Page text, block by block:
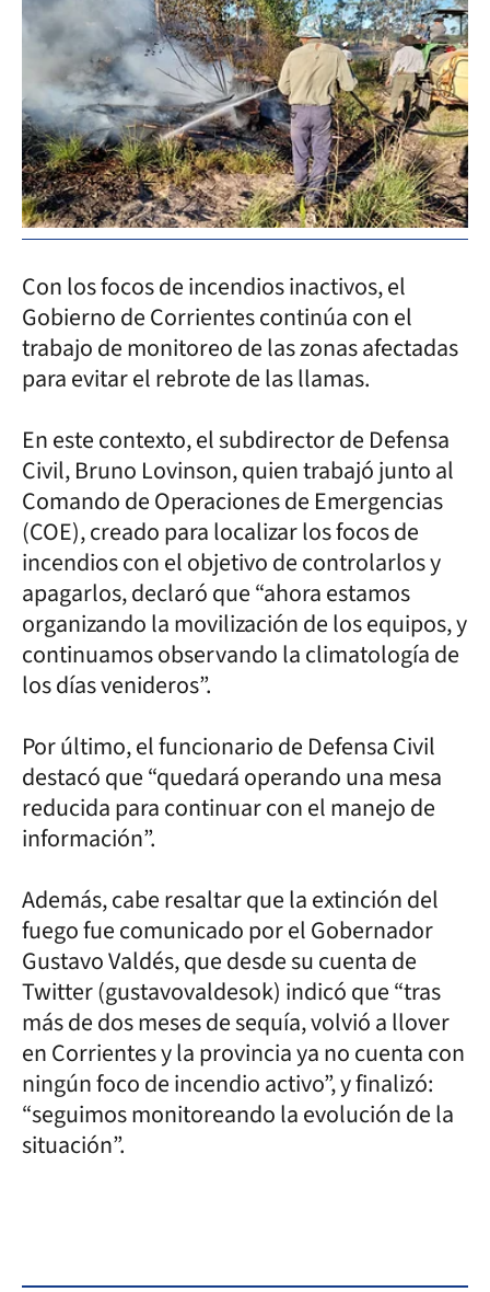
Con los focos de incendios inactivos, el
Gobierno de Corrientes continúa con el
trabajo de monitoreo de las zonas afectadas
para evitar el rebrote de las llamas.
En este contexto, el subdirector de Defensa
Civil, Bruno Lovinson, quien trabajó junto al
Comando de Operaciones de Emergencias
(COE), creado para localizar los focos de
incendios con el objetivo de controlarlos y
apagarlos, declaró que “ahora estamos
organizando la movilización de los equipos, y
continuamos observando la climatología de
los días venideros”.
Por último, el funcionario de Defensa Civil
destacó que “quedará operando una mesa
reducida para continuar con el manejo de
información”.
Además, cabe resaltar que la extinción del
fuego fue comunicado por el Gobernador
Gustavo Valdés, que desde su cuenta de
Twitter (gustavovaldesok) indicó que “tras
más de dos meses de sequía, volvió a llover
en Corrientes y la provincia ya no cuenta con
ningún foco de incendio activo”, y finalizó:
“seguimos monitoreando la evolución de la
situación”.